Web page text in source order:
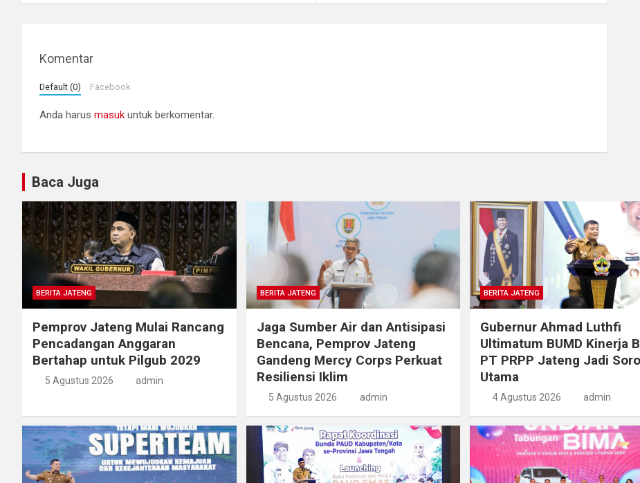
Komentar
Default (0) Facebook
Anda harus masuk untuk berkomentar.
Baca Juga
BERITA JATENG
Pemprov Jateng Mulai Rancang
Pencadangan Anggaran
Bertahap untuk Pilgub 2029
5 Agustus 2026 admin
BERITA JATENG
Jaga Sumber Air dan Antisipasi
Bencana, Pemprov Jateng
Gandeng Mercy Corps Perkuat
Resiliensi Iklim
5 Agustus 2026 admin
BERITA JATENG
Gubernur Ahmad Luthfi
Ultimatum BUMD Kinerja
PT PRPP Jateng Jadi
Utama
4 Agustus 2026 admin